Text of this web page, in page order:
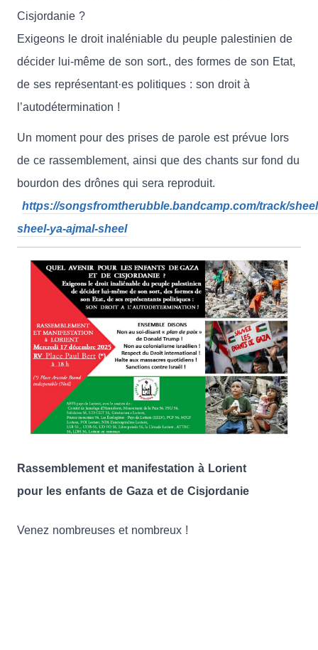
Cisjordanie ?
Exigeons le droit inaléniable du peuple palestinien de
décider lui-même de son sort., des formes de son Etat,
de ses représentant·es politiques : son droit à
l’autodétermination !
Un moment pour des prises de parole est prévue lors
de ce rassemblement, ainsi que des chants sur fond du
bourdon des drônes qui sera reproduit.
https://songsfromtherubble.bandcamp.com/track/
sheel-ya-ajmal-sheel
Rassemblement et manifestation à Lorient
pour les enfants de Gaza et de Cisjordanie
Venez nombreuses et nombreux !